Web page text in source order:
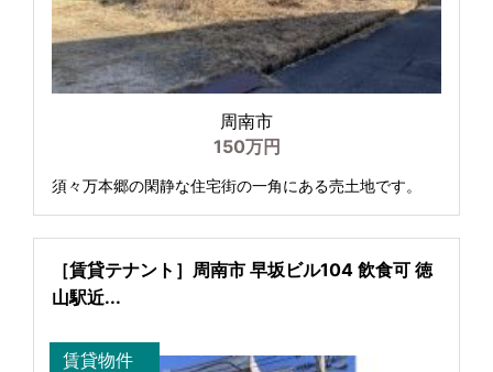
周南市
150万円
須々万本郷の閑静な住宅街の一角にある売土地です。
［賃貸テナント］周南市 早坂ビル104 飲食可 徳
山駅近...
賃貸物件